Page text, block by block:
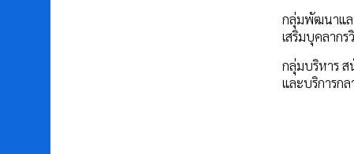
กลุ่มพัฒนาแล
เสริมบุคลากร
กลุ่มบริหาร
และบริการกล